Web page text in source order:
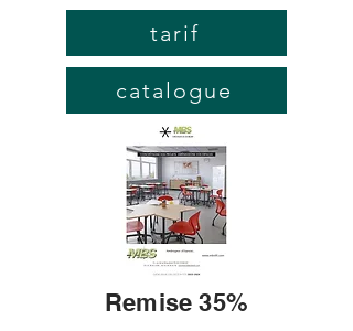
tarif
catalogue
Remise 35%